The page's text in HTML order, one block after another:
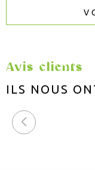
Avis clients
ILS NOUS